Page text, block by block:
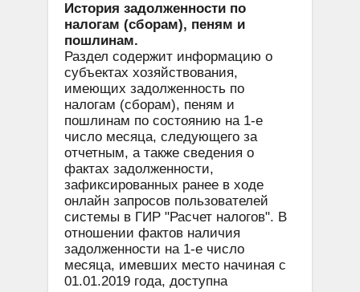
История задолженности по
налогам (сборам), пеням и
пошлинам.
Раздел содержит информацию о
субъектах хозяйствования,
имеющих задолженность по
налогам (сборам), пеням и
пошлинам по состоянию на 1-е
число месяца, следующего за
отчетным, а также сведения о
фактах задолженности,
зафиксированных ранее в ходе
онлайн запросов пользователей
системы в ГИР "Расчет налогов". В
отношении фактов наличия
задолженности на 1-е число
месяца, имевших место начиная с
01.01.2019 года, доступна